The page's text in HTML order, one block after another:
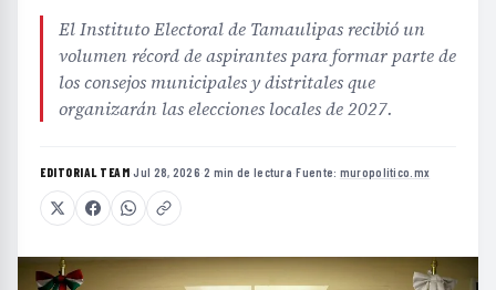
El Instituto Electoral de Tamaulipas recibió un
volumen récord de aspirantes para formar parte de
los consejos municipales y distritales que
organizarán las elecciones locales de 2027.
EDITORIAL TEAM·Jul 28, 2026·2 min de lectura·Fuente: muropolitico.mx